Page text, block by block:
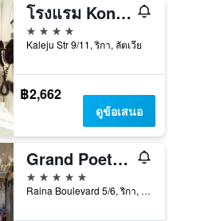
โรงแรม Konventa Sēta คอลเลคชั่นคีสโตน
4 ดาว
Kaleju Str 9/11, ริกา, ลัตเวีย
฿2,662
ดูข้อเสนอ
Grand Poet Hotel By Semarah
5 ดาว
Raina Boulevard 5/6, ริกา, ลัตเวีย